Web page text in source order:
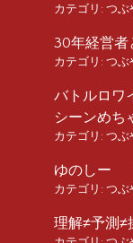
カテゴリ: つぶ
30年経営者
カテゴリ: つぶ
バトルロワ
シーンめち
カテゴリ: つぶ
ゆのしー
カテゴリ: つぶ
理解≠予測≠